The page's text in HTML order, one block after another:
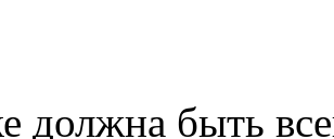
должна быть